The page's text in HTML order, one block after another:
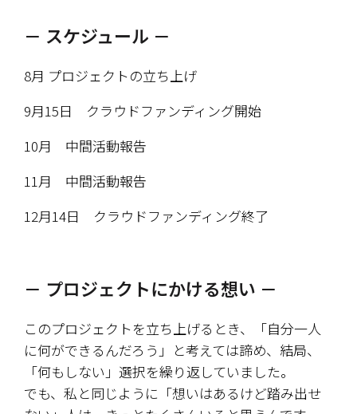
－ スケジュール －
8月 プロジェクトの立ち上げ
9月15日　クラウドファンディング開始
10月　中間活動報告
11月　中間活動報告
12月14日　クラウドファンディング終了
－ プロジェクトにかける想い －
このプロジェクトを立ち上げるとき、「自分一人
に何ができるんだろう」と考えては諦め、結局、
「何もしない」選択を繰り返していました。
でも、私と同じように「想いはあるけど踏み出せ